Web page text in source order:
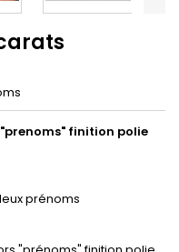
finition polie
prénoms